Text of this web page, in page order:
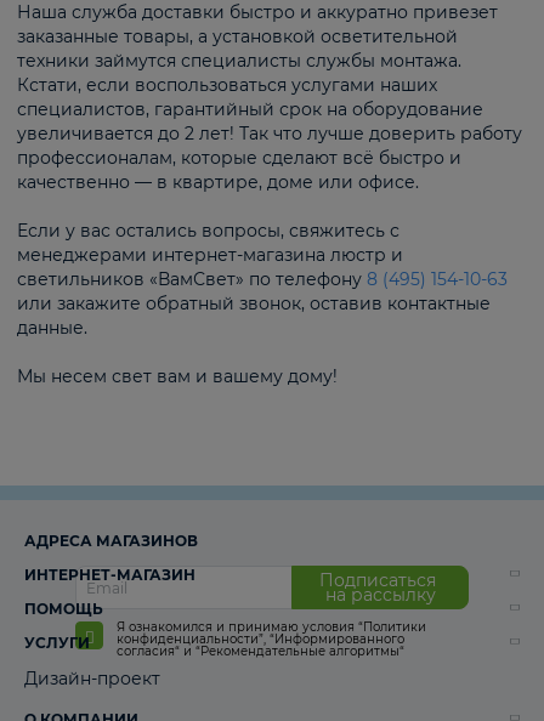
Наша служба доставки быстро и аккуратно привезет
заказанные товары, а установкой осветительной
техники займутся специалисты службы монтажа.
Кстати, если воспользоваться услугами наших
специалистов, гарантийный срок на оборудование
увеличивается до 2 лет! Так что лучше доверить работу
профессионалам, которые сделают всё быстро и
качественно — в квартире, доме или офисе.
Если у вас остались вопросы, свяжитесь с
менеджерами интернет-магазина люстр и
светильников «ВамСвет» по телефону 8 (495) 154-10-63
или закажите обратный звонок, оставив контактные
данные.
Мы несем свет вам и вашему дому!
Подписаться
на рассылку
Я ознакомился и принимаю условия “Политики
конфиденциальности”, “Информированного
согласия“ и “Рекомендательные алгоритмы“
АДРЕСА МАГАЗИНОВ
ИНТЕРНЕТ-МАГАЗИН
ПОМОЩЬ
УСЛУГИ
Дизайн-проект